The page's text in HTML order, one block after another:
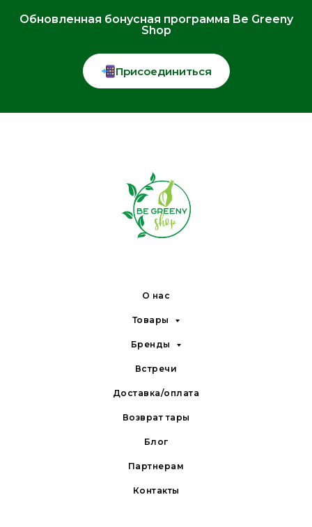
Обновленная бонусная программа Be Greeny
Shop
Присоединиться
О нас
Товары
Бренды
Встречи
Доставка/оплата
Возврат тары
Блог
Партнерам
Контакты